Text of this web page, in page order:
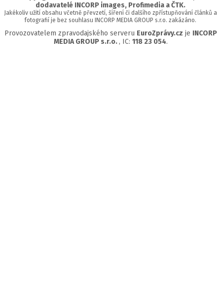
dodavatelé INCORP images, Profimedia a ČTK.
Jakékoliv užití obsahu včetně převzetí, šíření či dalšího zpřístupňování článků a
fotografií je bez souhlasu INCORP MEDIA GROUP s.r.o. zakázáno.
Provozovatelem zpravodajského serveru EuroZprávy.cz je INCORP
MEDIA GROUP s.r.o. , IC: 118 23 054.